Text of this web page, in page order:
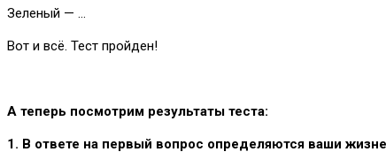
Зеленый — …
Вот и всё. Тест пройден!
А теперь посмотрим результаты теста:
1. В ответе на первый вопрос определяются ваши